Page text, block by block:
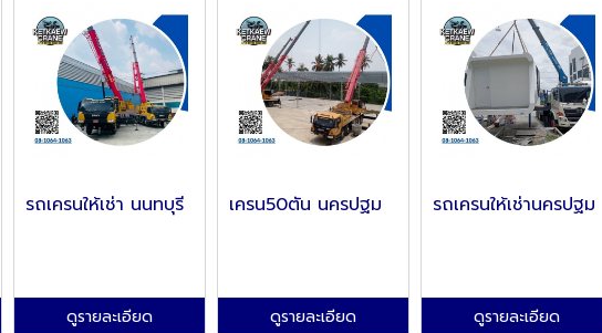
รถเครนให้เช่า นนทบุรี
ดูรายละเอียด
เครน50ตัน นครปฐม
ดูรายละเอียด
รถเครนให้เช่านครปฐม
ดูรายละเอียด